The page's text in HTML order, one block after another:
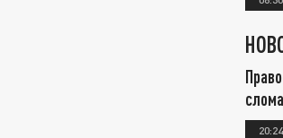
20:24